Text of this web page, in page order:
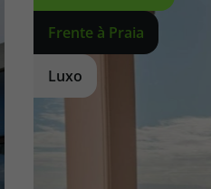
Frente à Praia
Luxo